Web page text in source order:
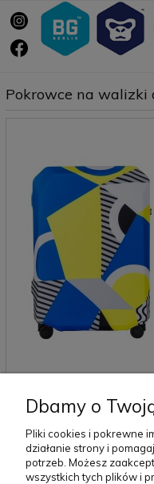
Pokrowce na walizki
chłopców - Metrics
69,00 zł
«
Dbamy o
Pliki cookies i pokrewne
działanie strony i
potrzeb. Możesz
wszystkich tych plików i